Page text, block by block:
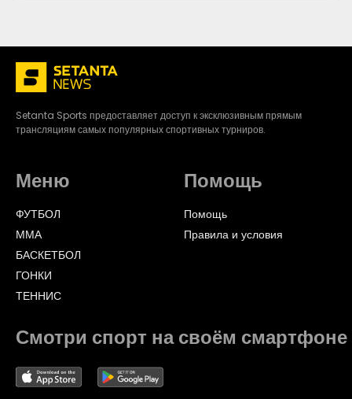
Setanta Sports предоставляет доступ к эксклюзивным прямым
трансляциям самых популярных спортивных турниров.
Меню
ФУТБОЛ
ММА
БАСКЕТБОЛ
ГОНКИ
ТЕННИС
Помощь
Помощь
Правила и условия
Смотри спорт на своём смартфоне